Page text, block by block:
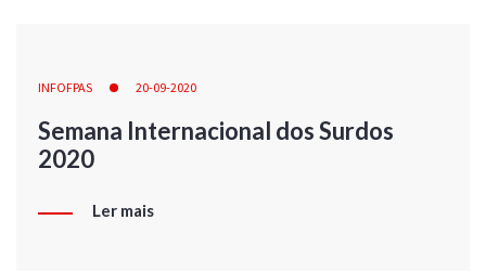
INFOFPAS 20-09-2020
Semana Internacional dos Surdos
2020
Ler mais